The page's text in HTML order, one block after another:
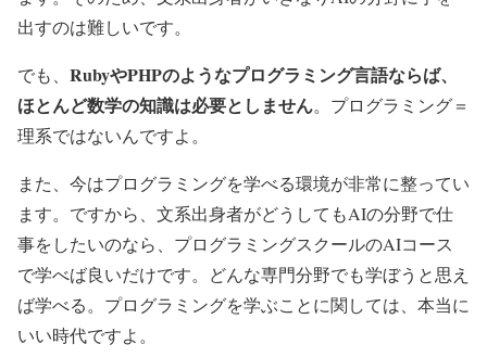
出すのは難しいです。
でも、 RubyやPHPのようなプログラミング言語ならば、
ほとんど数学の知識は必要としません。プログラミング＝
理系ではないんですよ。
また、今はプログラミングを学べる環境が非常に整ってい
ます。ですから、文系出身者がどうしてもAIの分野で仕
事をしたいのなら、プログラミングスクールのAIコース
で学べば良いだけです。どんな専門分野でも学ぼうと思え
ば学べる。プログラミングを学ぶことに関しては、本当に
いい時代ですよ。